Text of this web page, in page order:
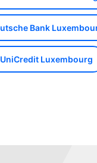
Bank
UniCredit Luxembourg